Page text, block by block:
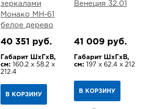
зеркалами
Монако МН-61
белое дерево
40 351 руб.
Габарит ШхГхВ,
см:
160.2 х 58.2 х
212.4
В КОРЗИНУ
Венеция 32.01
41 009 руб.
Габарит ШхГхВ,
см: 197 х 62.4 х 212
В КОРЗИНУ